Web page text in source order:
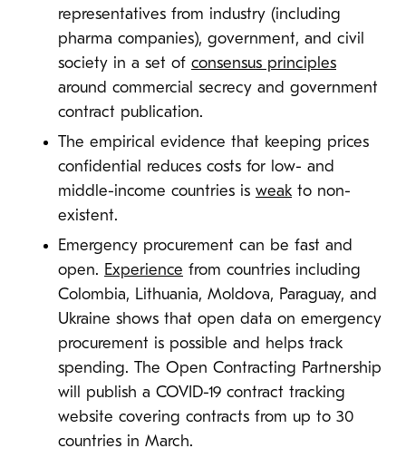
representatives from industry (including
pharma companies), government, and civil
society in a set of consensus principles
around commercial secrecy and government
contract publication.
The empirical evidence that keeping prices
confidential reduces costs for low- and
middle-income countries is weak to non-
existent.
Emergency procurement can be fast and
open. Experience from countries including
Colombia, Lithuania, Moldova, Paraguay, and
Ukraine shows that open data on emergency
procurement is possible and helps track
spending. The Open Contracting Partnership
will publish a COVID-19 contract tracking
website covering contracts from up to 30
countries in March.